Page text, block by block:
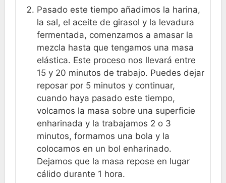
Pasado este tiempo añadimos la harina,
la sal, el aceite de girasol y la levadura
fermentada, comenzamos a amasar la
mezcla hasta que tengamos una masa
elástica. Este proceso nos llevará entre
15 y 20 minutos de trabajo. Puedes dejar
reposar por 5 minutos y continuar,
cuando haya pasado este tiempo,
volcamos la masa sobre una superficie
enharinada y la trabajamos 2 o 3
minutos, formamos una bola y la
colocamos en un bol enharinado.
Dejamos que la masa repose en lugar
cálido durante 1 hora.